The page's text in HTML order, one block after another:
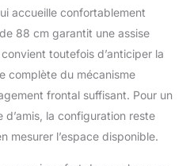
accueille confortablement
88 cm garantit une assise
toutefois d’anticiper la
complète du mécanisme
frontal suffisant. Pour un
la configuration reste
mesurer l’espace disponible.